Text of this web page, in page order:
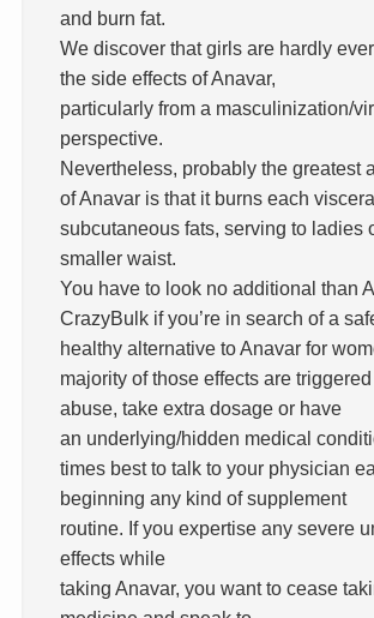
and burn fat.
We discover that girls are hardly
the side effects of Anavar,
particularly from a masculinization/
perspective.
Nevertheless, probably the greatest
of Anavar is that it burns each
subcutaneous fats, serving to ladies
smaller waist.
You have to look no additional than
CrazyBulk if you’re in search of a
healthy alternative to Anavar for
majority of those effects are
abuse, take extra dosage or have
an underlying/hidden medical
times best to talk to your physician
beginning any kind of supplement
routine. If you expertise any severe
effects while
taking Anavar, you want to cease